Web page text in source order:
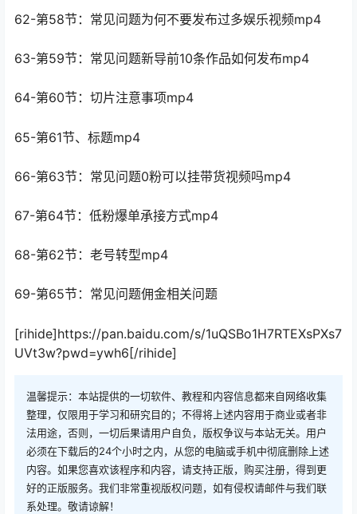
62-第58节：常见问题为何不要发布过多娱乐视频mp4
63-第59节：常见问题新导前10条作品如何发布mp4
64-第60节：切片注意事项mp4
65-第61节、标题mp4
66-第63节：常见问题0粉可以挂带货视频吗mp4
67-第64节：低粉爆单承接方式mp4
68-第62节：老号转型mp4
69-第65节：常见问题佣金相关问题
[rihide]https://pan.baidu.com/s/1uQSBo1H7RTEXsPXs7
UVt3w?pwd=ywh6[/rihide]
温馨提示：本站提供的一切软件、教程和内容信息都来自网络收集
整理，仅限用于学习和研究目的；不得将上述内容用于商业或者非
法用途，否则，一切后果请用户自负，版权争议与本站无关。用户
必须在下载后的24个小时之内，从您的电脑或手机中彻底删除上述
内容。如果您喜欢该程序和内容，请支持正版，购买注册，得到更
好的正版服务。我们非常重视版权问题，如有侵权请邮件与我们联
系处理。敬请谅解！